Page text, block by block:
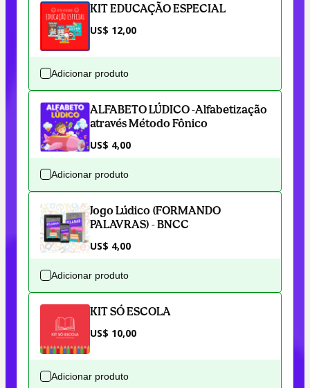
KIT EDUCAÇÃO ESPECIAL
US$ 12,00
Adicionar produto
ALFABETO LÚDICO -Alfabetização
através Método Fônico
US$ 4,00
Adicionar produto
Jogo Lúdico (FORMANDO
PALAVRAS) - BNCC
US$ 4,00
Adicionar produto
KIT SÓ ESCOLA
US$ 10,00
Adicionar produto